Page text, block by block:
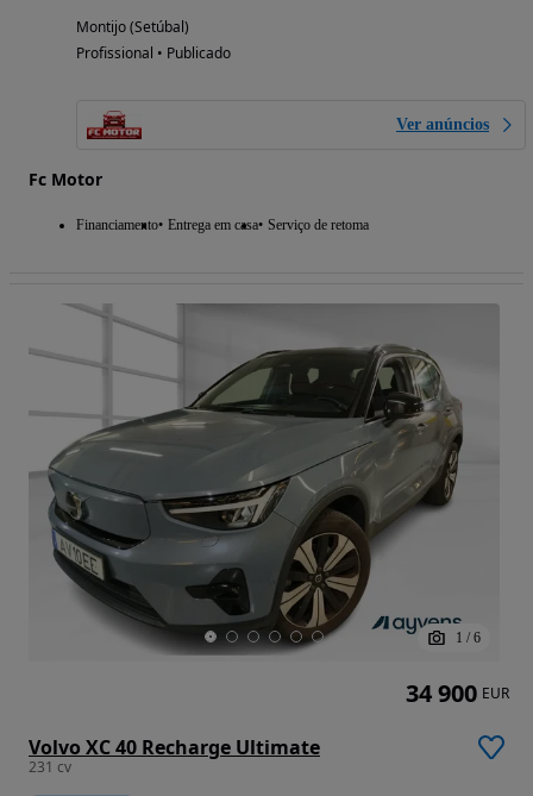
Montijo (Setúbal)
Profissional • Publicado
Ver anúncios
Fc Motor
Financiamento Entrega em casa Serviço de retoma
1 / 6
Volvo XC 40 Recharge Ultimate
231 cv
34 900 EUR